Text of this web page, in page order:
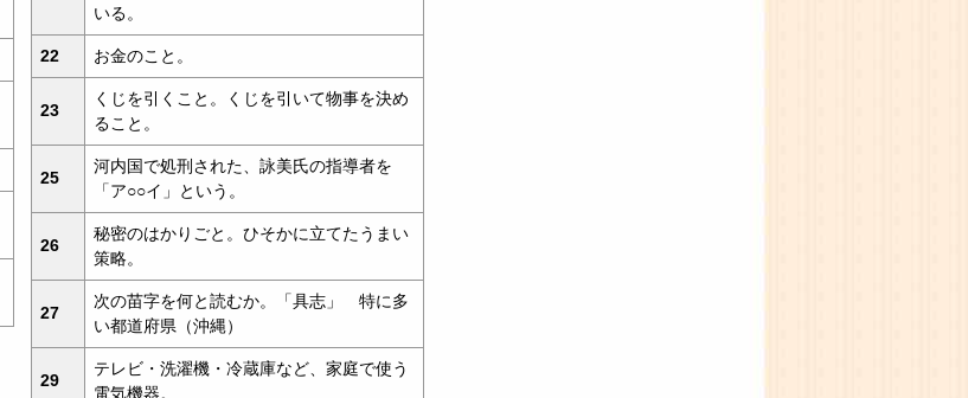
いる。
22 お金のこと。
23
くじを引くこと。くじを引いて物事を決め
ること。
25
河内国で処刑された、詠美氏の指導者を
「ア○○イ」という。
26
秘密のはかりごと。ひそかに立てたうまい
策略。
27
次の苗字を何と読むか。「具志」 特に多
い都道府県（沖縄）
29
テレビ・洗濯機・冷蔵庫など、家庭で使う
電気機器。